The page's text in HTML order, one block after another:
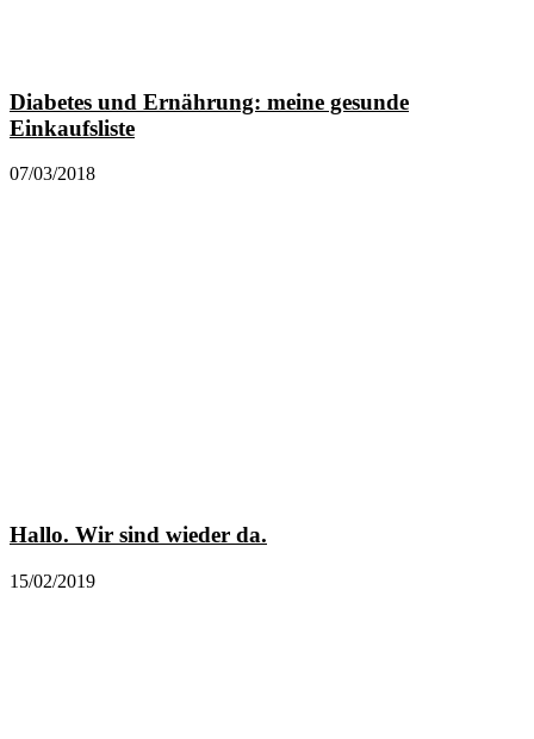
Diabetes und Ernährung: meine gesunde
Einkaufsliste
07/03/2018
Hallo. Wir sind wieder da.
15/02/2019